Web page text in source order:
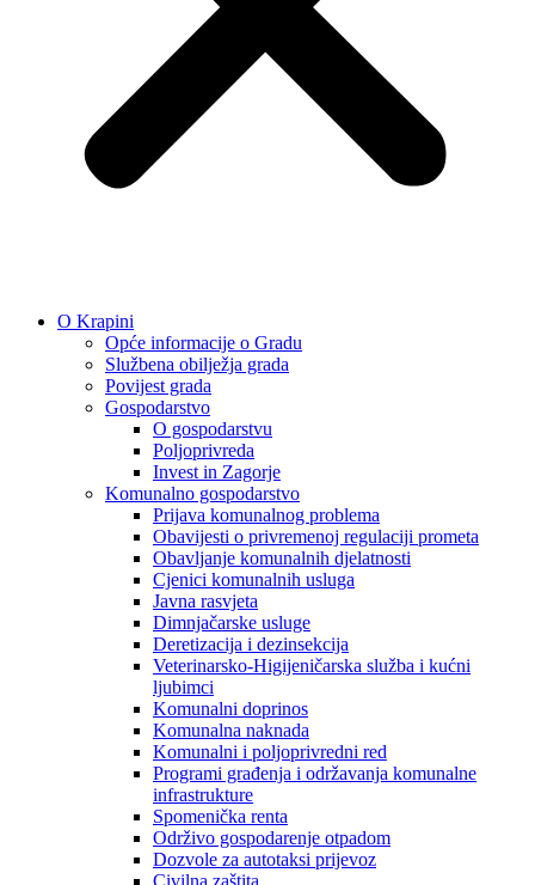
O Krapini
Opće informacije o Gradu
Službena obilježja grada
Povijest grada
Gospodarstvo
O gospodarstvu
Poljoprivreda
Invest in Zagorje
Komunalno gospodarstvo
Prijava komunalnog problema
Obavijesti o privremenoj regulaciji prometa
Obavljanje komunalnih djelatnosti
Cjenici komunalnih usluga
Javna rasvjeta
Dimnjačarske usluge
Deretizacija i dezinsekcija
Veterinarsko-Higijeničarska služba i kućni
ljubimci
Komunalni doprinos
Komunalna naknada
Komunalni i poljoprivredni red
Programi građenja i održavanja komunalne
infrastrukture
Spomenička renta
Održivo gospodarenje otpadom
Dozvole za autotaksi prijevoz
Civilna zaštita